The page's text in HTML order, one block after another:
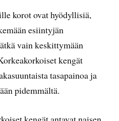
korot ovat hyödyllisiä,
esiintyjän
vain keskittymään
kengät
tasapainoa ja
pidemmältä.